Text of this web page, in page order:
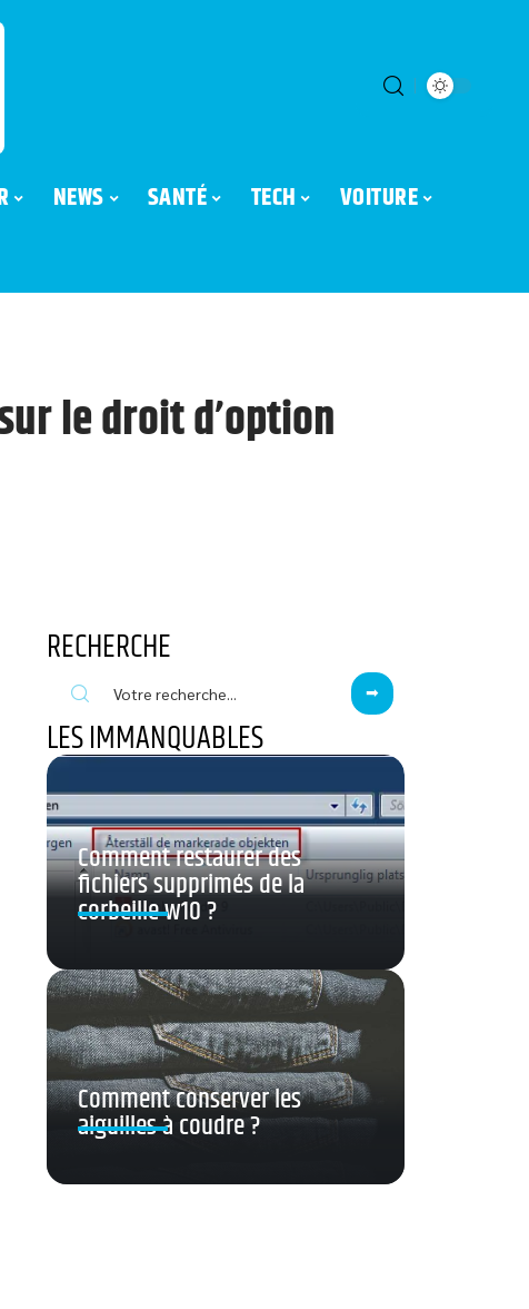
NEWS SANTÉ TECH VOITURE
le droit d’option
RECHERCHE
LES IMMANQUABLES
Comment restaurer des
fichiers supprimés de la
corbeille w10 ?
Comment conserver les
aiguilles à coudre ?